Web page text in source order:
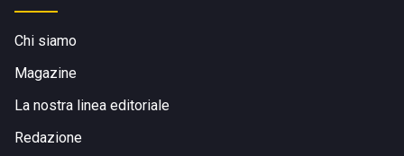
Chi siamo
Magazine
La nostra linea editoriale
Redazione